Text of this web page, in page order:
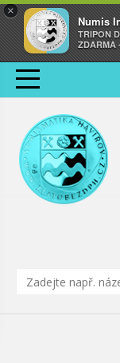
×
Numis
TRIPON
ZDARMA